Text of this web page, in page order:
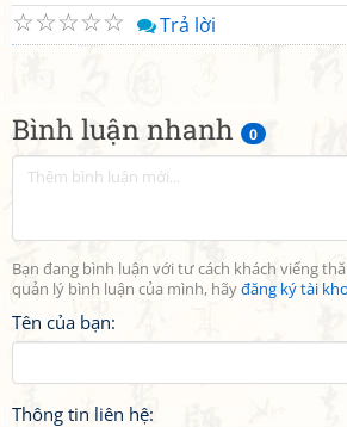
Bình luận nhanh 0
Bạn đang bình luận với tư cách khách viếng
quản lý bình luận của mình, hãyđăng ký tài
Tên của bạn:
Thông tin liên hệ:
☆
☆
☆
☆
☆ Trả lời